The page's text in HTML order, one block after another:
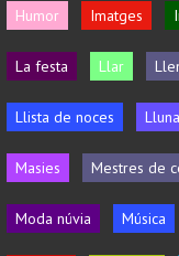
Humor Imatges
La festa Llar
Llista de noces
Masies Mestres de
Moda núvia Música